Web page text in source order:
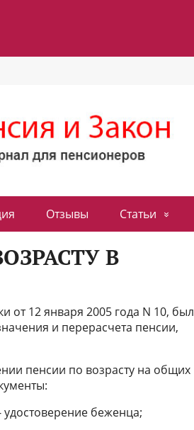
Отзывы Статьи
В
от 12 января 2005 года N 10, был
и перерасчета пенсии,
пенсии по возрасту на общих
беженца;